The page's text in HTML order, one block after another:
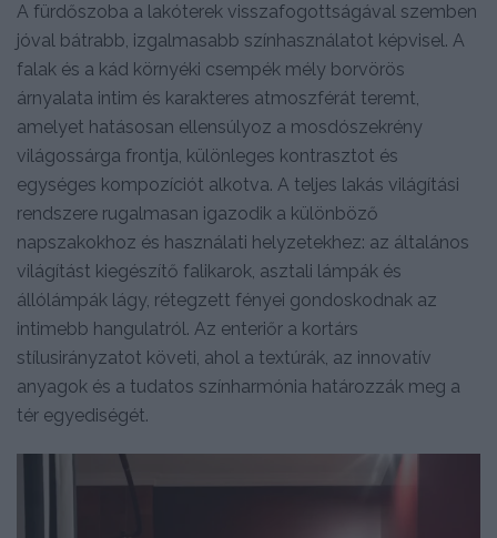
A fürdőszoba a lakóterek visszafogottságával szemben
jóval bátrabb, izgalmasabb színhasználatot képvisel. A
falak és a kád környéki csempék mély borvörös
árnyalata intim és karakteres atmoszférát teremt,
amelyet hatásosan ellensúlyoz a mosdószekrény
világossárga frontja, különleges kontrasztot és
egységes kompozíciót alkotva. A teljes lakás világítási
rendszere rugalmasan igazodik a különböző
napszakokhoz és használati helyzetekhez: az általános
világítást kiegészítő falikarok, asztali lámpák és
állólámpák lágy, rétegzett fényei gondoskodnak az
intimebb hangulatról. Az enteriőr a kortárs
stílusirányzatot követi, ahol a textúrák, az innovatív
anyagok és a tudatos színharmónia határozzák meg a
tér egyediségét.